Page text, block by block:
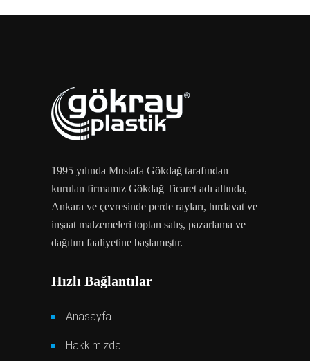
1995 yılında Mustafa Gökdağ tarafından
kurulan firmamız Gökdağ Ticaret adı altında,
Ankara ve çevresinde perde rayları, hırdavat ve
inşaat malzemeleri toptan satış, pazarlama ve
dağıtım faaliyetine başlamıştır.
Hızlı Bağlantılar
Anasayfa
Hakkımızda